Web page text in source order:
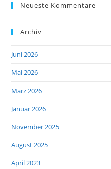
Neueste Kommentare
Archiv
Juni 2026
Mai 2026
März 2026
Januar 2026
November 2025
August 2025
April 2023